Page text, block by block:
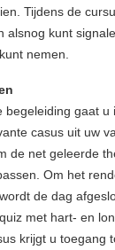
Tijdens de
alsnog kunt
nemen.
begeleiding gaat u
casus uit uw
de net geleerde
Om het
de dag
met hart- en
krijgt u toegang